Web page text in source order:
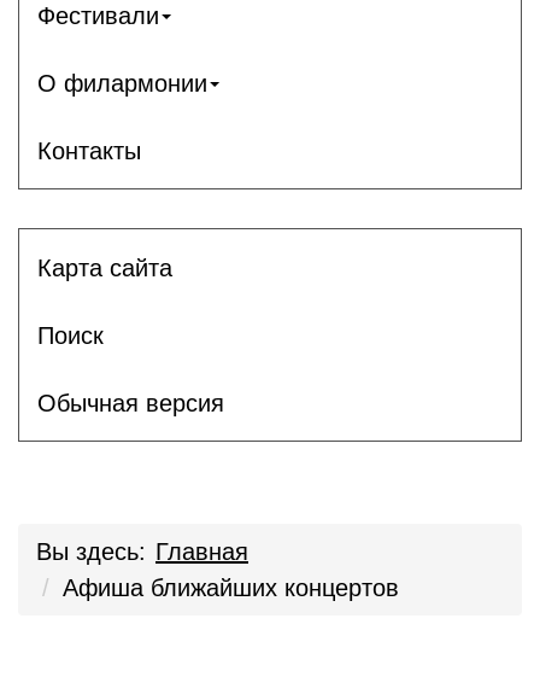
Фестивали
О филармонии
Контакты
Карта сайта
Поиск
Обычная версия
Вы здесь: Главная
Афиша ближайших концертов